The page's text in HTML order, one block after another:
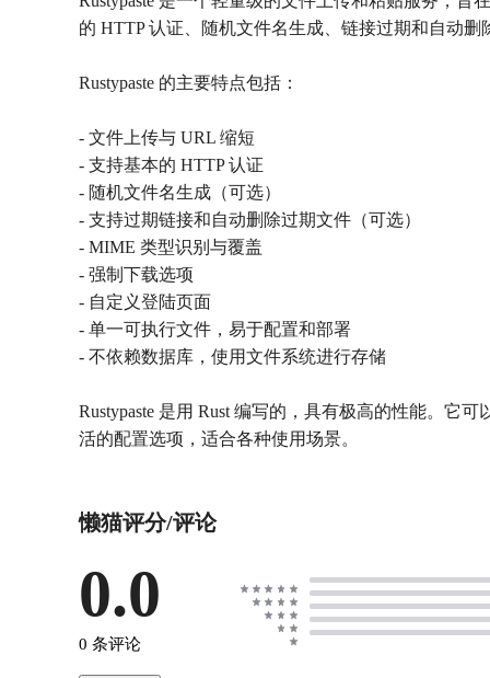
的 HTTP 认证、随机文件名生成、链接过期和自动
Rustypaste 的主要特点包括：
- 文件上传与 URL 缩短
- 支持基本的 HTTP 认证
- 随机文件名生成（可选）
- 支持过期链接和自动删除过期文件（可选）
- MIME 类型识别与覆盖
- 强制下载选项
- 自定义登陆页面
- 单一可执行文件，易于配置和部署
- 不依赖数据库，使用文件系统进行存储
Rustypaste 是用 Rust 编写的，具有极高的性能。它
活的配置选项，适合各种使用场景。
懒猫评分/评论
0.0
0 条评论